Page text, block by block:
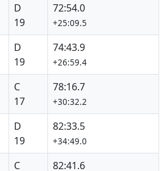
D
19
72:54.0
+25:09.5
D
19
74:43.9
+26:59.4
C
17
78:16.7
+30:32.2
D
19
82:33.5
+34:49.0
C 82:41.6